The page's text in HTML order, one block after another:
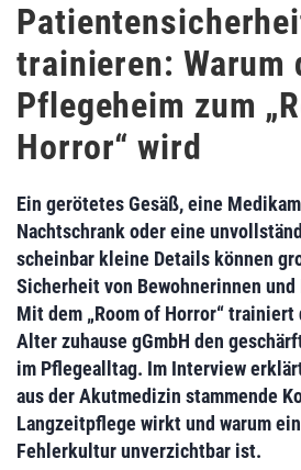
trainieren: Warum
Pflegeheim zum
Horror“ wird
Ein gerötetes Gesäß, eine
Nachtschrank oder eine
scheinbar kleine Details können
Sicherheit von Bewohnerinnen und
Mit dem „Room of Horror“
Alter zuhause gGmbH den
im Pflegealltag. Im Interview
aus der Akutmedizin stammende
Langzeitpflege wirkt und warum
Fehlerkultur unverzichtbar ist.